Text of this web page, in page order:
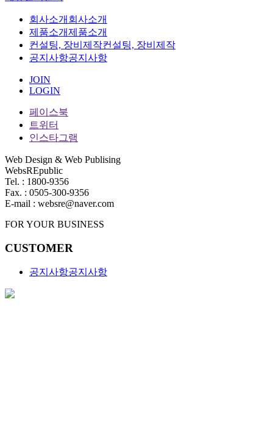
회사소개 회사소개
제품소개제품소개
컨설팅, 장비제작컨설팅, 장비제작
공지사항공지사항
JOIN
LOGIN
페이스북
트위터
인스타그램
Web Design & Web Publising
WebsREpublic
Tel. : 1800-9356
Fax. : 0505-300-9356
E-mail : websre@naver.com
FOR YOUR BUSINESS
CUSTOMER
공지사항공지사항